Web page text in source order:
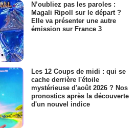
N’oubliez pas les paroles :
Magali Ripoll sur le départ ?
Elle va présenter une autre
émission sur France 3
Les 12 Coups de midi : qui se
cache derrière l'étoile
mystérieuse d'août 2026 ? Nos
pronostics après la découverte
d'un nouvel indice